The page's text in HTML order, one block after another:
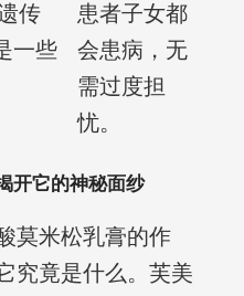
传
一些
患者子女都
会患病，无
需过度担
忧。
开它的神秘面纱
莫米松乳膏的作
究竟是什么。芙美